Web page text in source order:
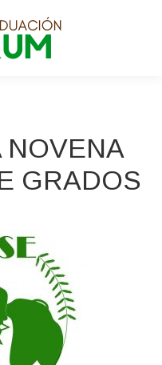
NOVENA
GRADOS